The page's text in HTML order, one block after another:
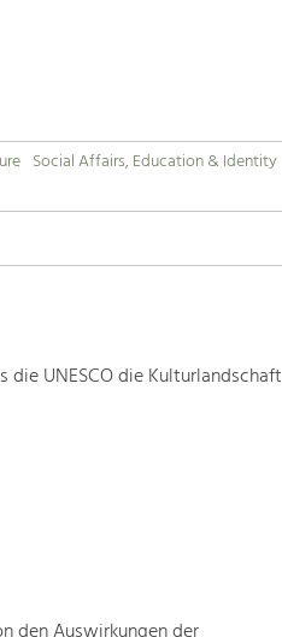
Social Affairs, Education & Identity
die UNESCO die Kulturlandschaft